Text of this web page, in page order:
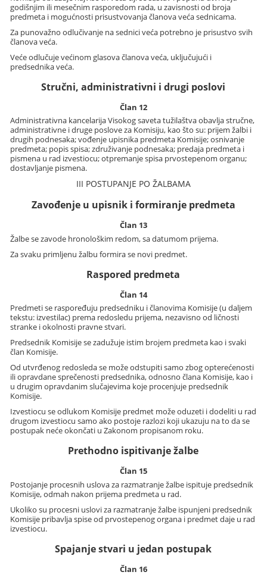
godišnjim ili mesečnim rasporedom rada, u zavisnosti od broja
predmeta i mogućnosti prisustvovanja članova veća sednicama.
Za punovažno odlučivanje na sednici veća potrebno je prisustvo svih
članova veća.
Veće odlučuje većinom glasova članova veća, uključujući i
predsednika veća.
Stručni, administrativni i drugi poslovi
Član 12
Administrativna kancelarija Visokog saveta tužilaštva obavlja stručne,
administrativne i druge poslove za Komisiju, kao što su: prijem žalbi i
drugih podnesaka; vođenje upisnika predmeta Komisije; osnivanje
predmeta; popis spisa; združivanje podnesaka; predaja predmeta i
pismena u rad izvestiocu; otpremanje spisa prvostepenom organu;
dostavljanje pismena.
III POSTUPANJE PO ŽALBAMA
Zavođenje u upisnik i formiranje predmeta
Član 13
Žalbe se zavode hronološkim redom, sa datumom prijema.
Za svaku primljenu žalbu formira se novi predmet.
Raspored predmeta
Član 14
Predmeti se raspoređuju predsedniku i članovima Komisije (u daljem
tekstu: izvestilac) prema redosledu prijema, nezavisno od ličnosti
stranke i okolnosti pravne stvari.
Predsednik Komisije se zadužuje istim brojem predmeta kao i svaki
član Komisije.
Od utvrđenog redosleda se može odstupiti samo zbog opterećenosti
ili opravdane sprečenosti predsednika, odnosno člana Komisije, kao i
u drugim opravdanim slučajevima koje procenjuje predsednik
Komisije.
Izvestiocu se odlukom Komisije predmet može oduzeti i dodeliti u rad
drugom izvestiocu samo ako postoje razlozi koji ukazuju na to da se
postupak neće okončati u Zakonom propisanom roku.
Prethodno ispitivanje žalbe
Član 15
Postojanje procesnih uslova za razmatranje žalbe ispituje predsednik
Komisije, odmah nakon prijema predmeta u rad.
Ukoliko su procesni uslovi za razmatranje žalbe ispunjeni predsednik
Komisije pribavlja spise od prvostepenog organa i predmet daje u rad
izvestiocu.
Spajanje stvari u jedan postupak
Član 16